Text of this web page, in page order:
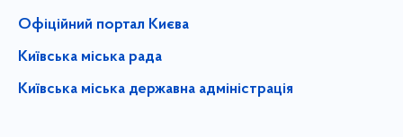
Офіційний портал Києва
Київська міська рада
Київська міська державна адміністрація